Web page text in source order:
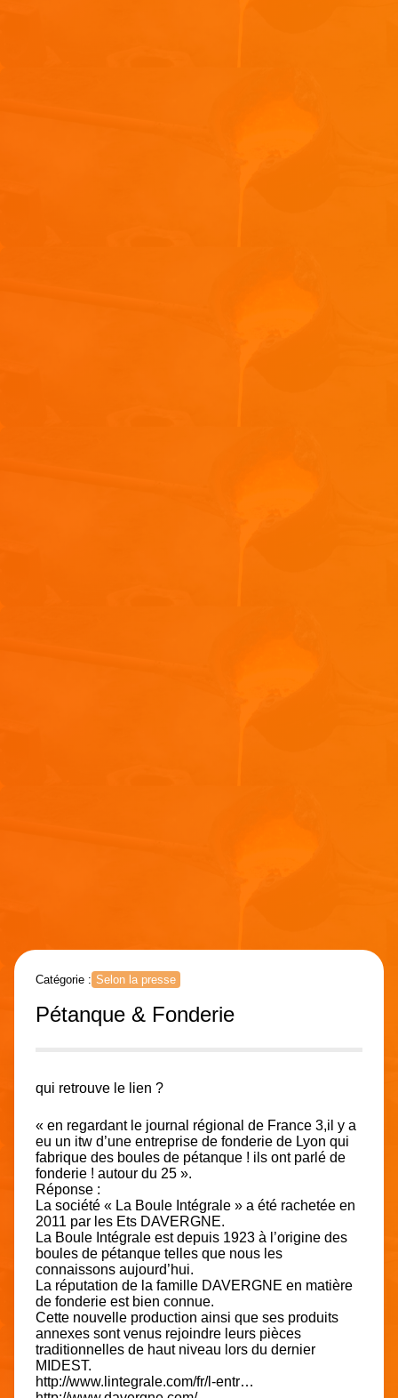
Catégorie : Selon la presse
Pétanque & Fonderie
qui retrouve le lien ?
« en regardant le journal régional de France 3,il y a
eu un itw d’une entreprise de fonderie de Lyon qui
fabrique des boules de pétanque ! ils ont parlé de
fonderie ! autour du 25 ».
Réponse :
La société « La Boule Intégrale » a été rachetée en
2011 par les Ets DAVERGNE.
La Boule Intégrale est depuis 1923 à l’origine des
boules de pétanque telles que nous les
connaissons aujourd’hui.
La réputation de la famille DAVERGNE en matière
de fonderie est bien connue.
Cette nouvelle production ainsi que ses produits
annexes sont venus rejoindre leurs pièces
traditionnelles de haut niveau lors du dernier
MIDEST.
http://www.lintegrale.com/fr/l-entr…